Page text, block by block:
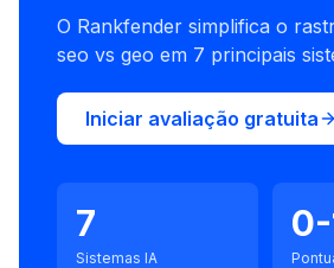
O Rankfender simplifica o
seo vs geo em 7 principais
Iniciar avaliação gratuita
7
Sistemas IA